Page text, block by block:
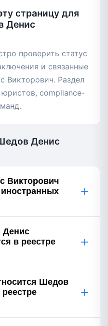
страницу для
Денис
проверить статус
и связанные
Викторович. Раздел
compliance-
Денис
Викторович
+
Денис
в реестре
+
Шедов
+